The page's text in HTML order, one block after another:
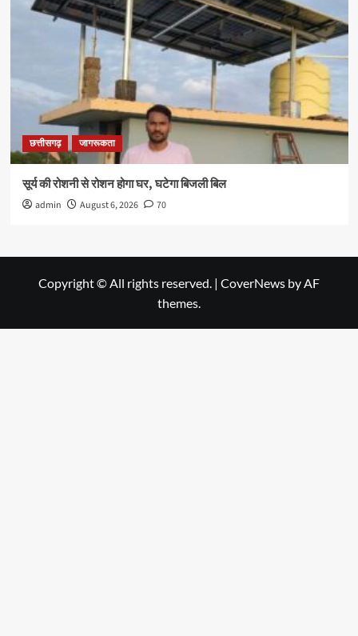
छत्तीसगढ़ जागरूकता
सूर्य की रोशनी से रोशन होगा घर, घटेगा बिजली बिल
admin August 6, 2026 70
Copyright © All rights reserved. | CoverNews by AF
themes.